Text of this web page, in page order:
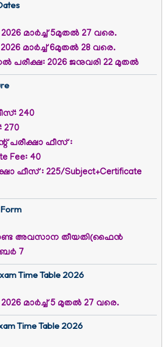
മാർച്ച് 5മുതൽ 27 വരെ.
മാർച്ച് 6മുതൽ 28 വരെ.
പരീക്ഷ: 2026 ജനുവരി 22 മുതൽ
240
270
പരീക്ഷാ ഫീസ് :
Fee: 40
ഫീസ് : 225/Subject+Certificate
അവസാന തീയതി(ഫൈൻ
7
Time Table 2026
മാർച്ച് 5 മുതൽ 27 വരെ.
Time Table 2026